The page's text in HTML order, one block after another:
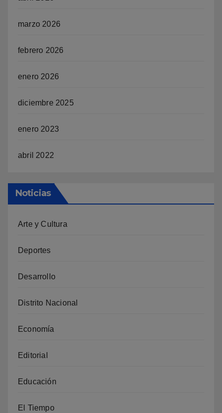
marzo 2026
febrero 2026
enero 2026
diciembre 2025
enero 2023
abril 2022
Noticias
Arte y Cultura
Deportes
Desarrollo
Distrito Nacional
Economía
Editorial
Educación
El Tiempo